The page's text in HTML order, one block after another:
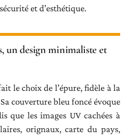
et d’esthétique.
un design minimaliste et
le choix de l’épure, fidèle à la
couverture bleu foncé évoque
que les images UV cachées à
orignaux, carte du pays,